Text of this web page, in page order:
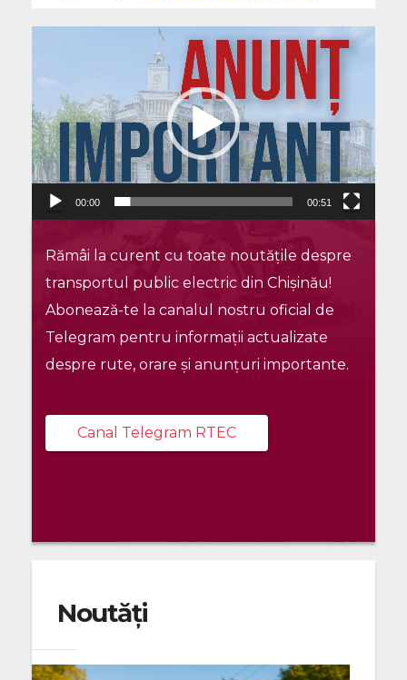
00:00 00:51
Rămâi la curent cu toate noutățile despre
transportul public electric din Chișinău!
Abonează-te la canalul nostru oficial de
Telegram pentru informații actualizate
despre rute, orare și anunțuri importante.
Canal Telegram RTEC
Noutăți